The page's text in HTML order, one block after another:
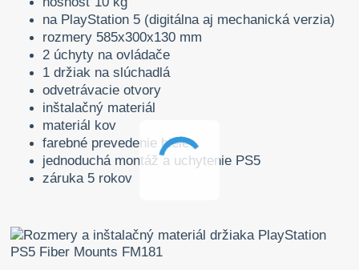
na PlayStation 5 (digitálna aj mechanická verzia)
rozmery 585x300x130 mm
2 úchyty na ovládače
1 držiak na slúchadlá
odvetrávacie otvory
inštalačný materiál
materiál kov
farebné prevedenie biele
jednoduchá montáž a uchytenie PS5
záruka 5 rokov